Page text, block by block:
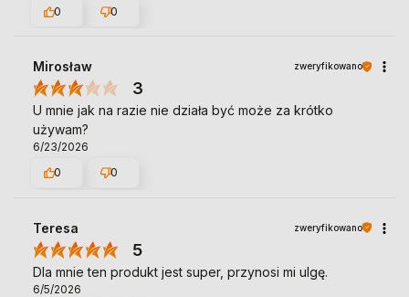
0
0
Mirosław zweryfikowano
3
U mnie jak na razie nie działa być może za krótko
używam?
6/23/2026
0
0
Teresa zweryfikowano
5
Dla mnie ten produkt jest super, przynosi mi ulgę.
6/5/2026